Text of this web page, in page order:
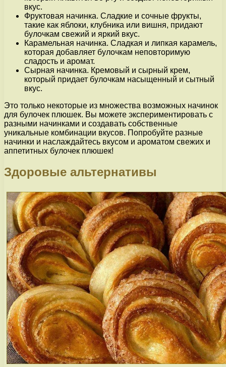
вкус.
Фруктовая начинка. Сладкие и сочные фрукты,
такие как яблоки, клубника или вишня, придают
булочкам свежий и яркий вкус.
Карамельная начинка. Сладкая и липкая карамель,
которая добавляет булочкам неповторимую
сладость и аромат.
Сырная начинка. Кремовый и сырный крем,
который придает булочкам насыщенный и сытный
вкус.
Это только некоторые из множества возможных начинок
для булочек плюшек. Вы можете экспериментировать с
разными начинками и создавать собственные
уникальные комбинации вкусов. Попробуйте разные
начинки и наслаждайтесь вкусом и ароматом свежих и
аппетитных булочек плюшек!
Здоровые альтернативы